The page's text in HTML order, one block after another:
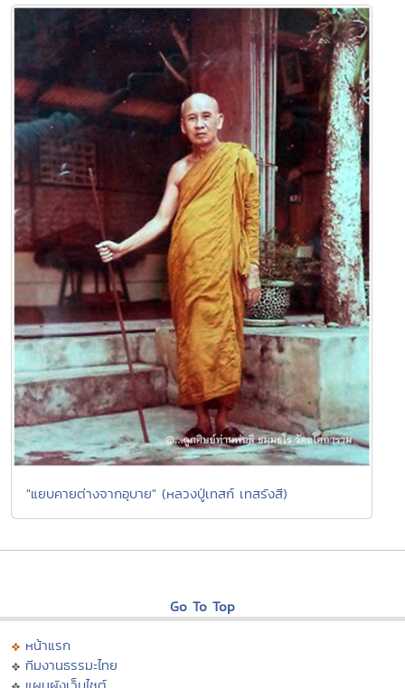
"แยบคายต่างจากอุบาย" (หลวงปู่เทสก์ เทสรังสี)
Go To Top
หน้าแรก
ทีมงานธรรมะไทย